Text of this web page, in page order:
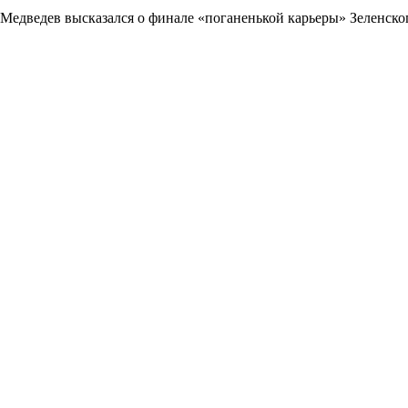
Медведев высказался о финале «поганенькой карьеры»